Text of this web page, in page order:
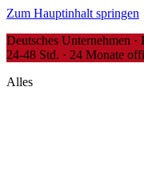
Zum Hauptinhalt springen
Deutsches Unternehmen
24-48 Std. · 24 Monate
Alles